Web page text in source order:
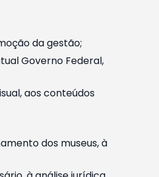
da gestão;
Governo Federal,
aos conteúdos
dos museus, à